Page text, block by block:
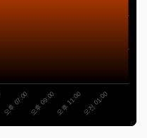
오후 07:00오후 09:00오후 11:00오전 01:00